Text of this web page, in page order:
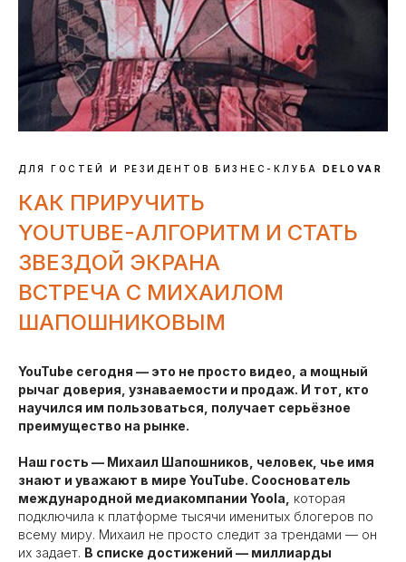
ДЛЯ ГОСТЕЙ И РЕЗИДЕНТОВ БИЗНЕС-КЛУБА DELOVAR
КАК ПРИРУЧИТЬ
YOUTUBE-АЛГОРИТМ И СТАТЬ
ЗВЕЗДОЙ ЭКРАНА
ВСТРЕЧА С МИХАИЛОМ
ШАПОШНИКОВЫМ
YouTube сегодня — это не просто видео, а мощный
рычаг доверия, узнаваемости и продаж. И тот, кто
научился им пользоваться, получает серьёзное
преимущество на рынке.
Наш гость — Михаил Шапошников, человек, чье имя
знают и уважают в мире YouTube. Сооснователь
международной медиакомпании Yoola,
которая
подключила к платформе тысячи именитых блогеров по
всему миру. Михаил не просто следит за трендами — он
их задает. В списке достижений — миллиарды